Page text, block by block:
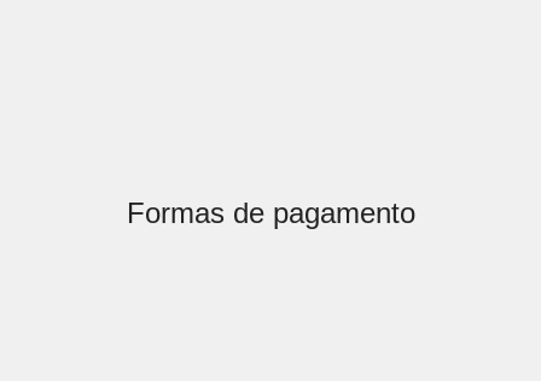
Formas de pagamento